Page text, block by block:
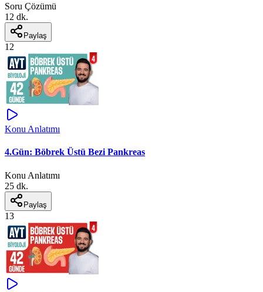
Soru Çözümü
12 dk.
Paylaş
12
Konu Anlatımı
4.Gün: Böbrek Üstü Bezi Pankreas
Konu Anlatımı
25 dk.
Paylaş
13